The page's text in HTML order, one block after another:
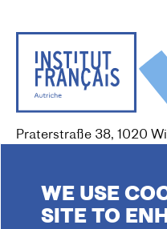
Praterstraße 38, 1020
Mitarbeiter*innen finden
WE USE
SITE TO